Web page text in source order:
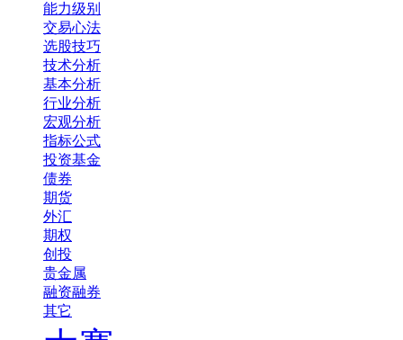
能力级别
交易心法
选股技巧
技术分析
基本分析
行业分析
宏观分析
指标公式
投资基金
债券
期货
外汇
期权
创投
贵金属
融资融券
其它